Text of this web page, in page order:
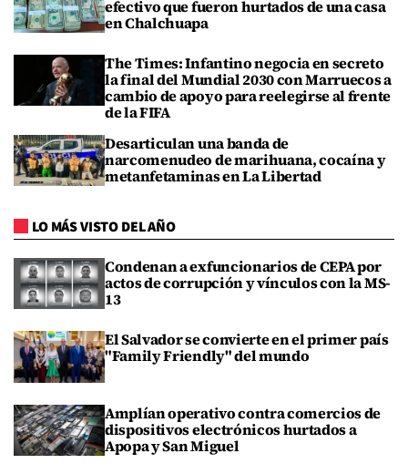
efectivo que fueron hurtados de una casa
en Chalchuapa
The Times: Infantino negocia en secreto
la final del Mundial 2030 con Marruecos a
cambio de apoyo para reelegirse al frente
de la FIFA
Desarticulan una banda de
narcomenudeo de marihuana, cocaína y
metanfetaminas en La Libertad
LO MÁS VISTO DEL AÑO
Condenan a exfuncionarios de CEPA por
actos de corrupción y vínculos con la MS-
13
El Salvador se convierte en el primer país
"Family Friendly" del mundo
Amplían operativo contra comercios de
dispositivos electrónicos hurtados a
Apopa y San Miguel